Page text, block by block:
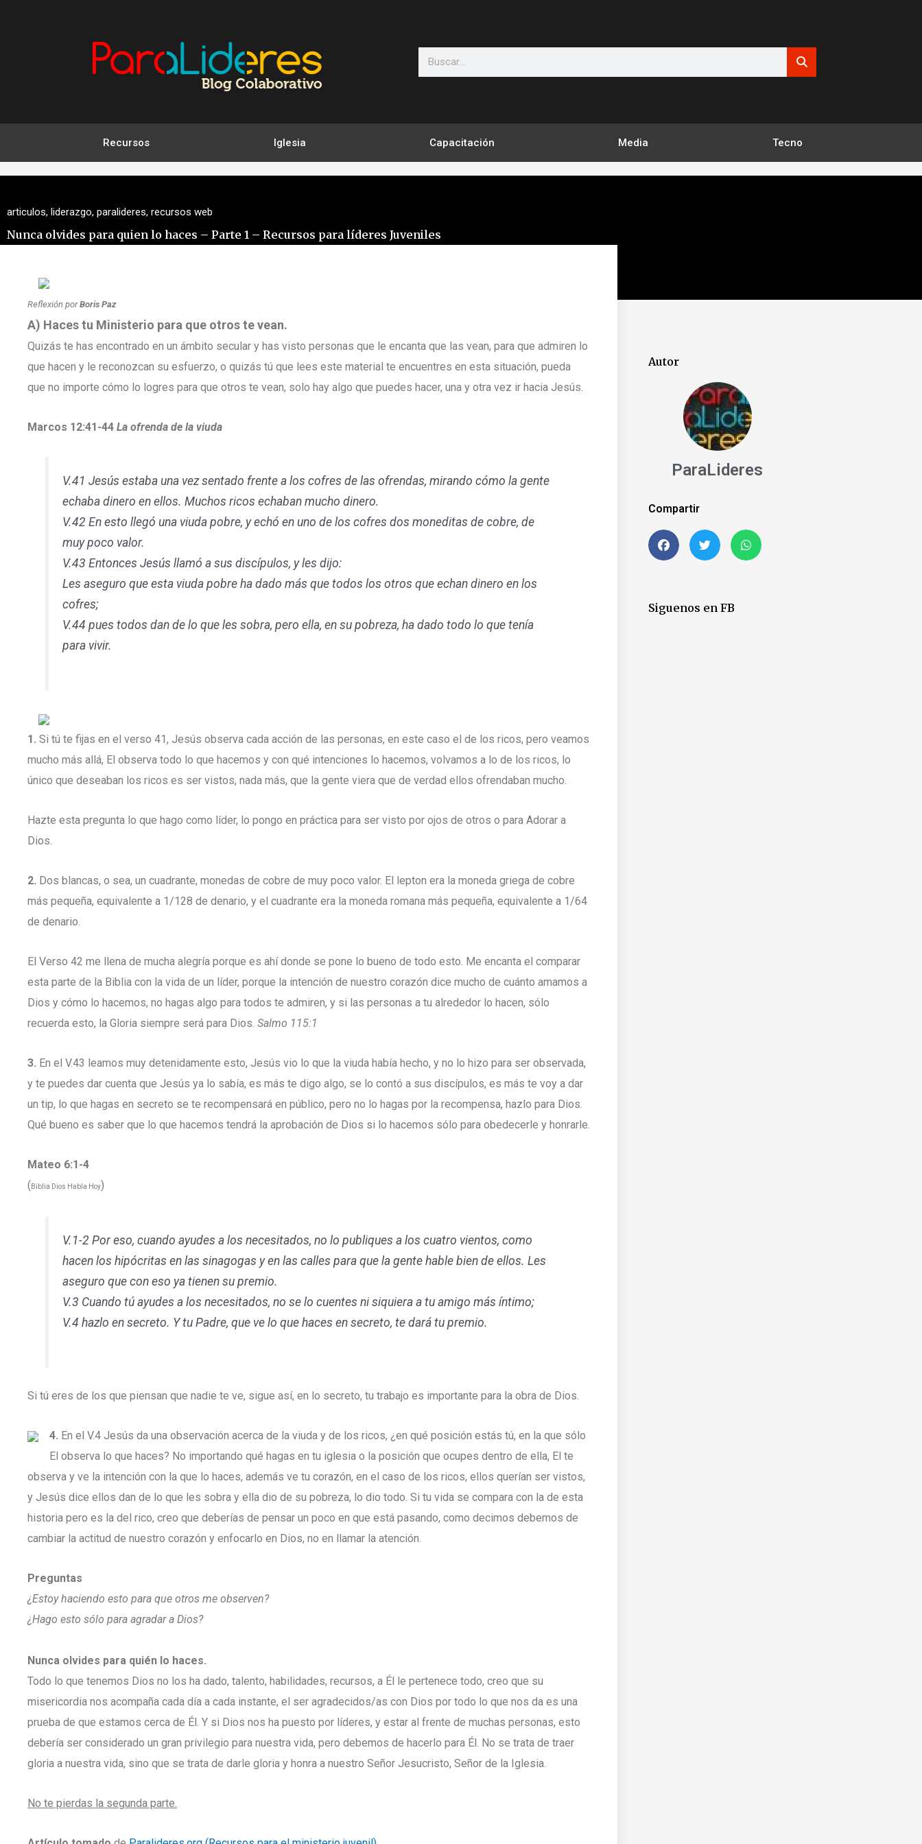
Search
Recursos Iglesia Capacitación Media Tecno
articulos, liderazgo, paralideres, recursos web
Nunca olvides para quien lo haces – Parte 1 – Recursos para líderes Juveniles
Reflexión porBoris Paz
A) Haces tu Ministerio para que otros te vean.
Quizás te has encontrado en un ámbito secular y has visto personas que le encanta que las vean, para que admiren lo
que hacen y le reconozcan su esfuerzo, o quizás tú que lees este material te encuentres en esta situación, pueda
que no importe cómo lo logres para que otros te vean, solo hay algo que puedes hacer, una y otra vez ir hacia Jesús.
Marcos 12:41-44 La ofrenda de la viuda
V.41 Jesús estaba una vez sentado frente a los cofres de las ofrendas, mirando cómo la gente
echaba dinero en ellos. Muchos ricos echaban mucho dinero.
V.42 En esto llegó una viuda pobre, y echó en uno de los cofres dos moneditas de cobre, de
muy poco valor.
V.43 Entonces Jesús llamó a sus discípulos, y les dijo:
Les aseguro que esta viuda pobre ha dado más que todos los otros que echan dinero en los
cofres;
V.44 pues todos dan de lo que les sobra, pero ella, en su pobreza, ha dado todo lo que tenía
para vivir.
1. Si tú te fijas en el verso 41, Jesús observa cada acción de las personas, en este caso el de los ricos, pero veamos
mucho más allá, El observa todo lo que hacemos y con qué intenciones lo hacemos, volvamos a lo de los ricos, lo
único que deseaban los ricos es ser vistos, nada más, que la gente viera que de verdad ellos ofrendaban mucho.
Hazte esta pregunta lo que hago como líder, lo pongo en práctica para ser visto por ojos de otros o para Adorar a
Dios.
2. Dos blancas, o sea, un cuadrante, monedas de cobre de muy poco valor. El lepton era la moneda griega de cobre
más pequeña, equivalente a 1/128 de denario, y el cuadrante era la moneda romana más pequeña, equivalente a 1/64
de denario.
El Verso 42 me llena de mucha alegría porque es ahí donde se pone lo bueno de todo esto. Me encanta el comparar
esta parte de la Biblia con la vida de un líder, porque la intención de nuestro corazón dice mucho de cuánto amamos a
Dios y cómo lo hacemos, no hagas algo para todos te admiren, y si las personas a tu alrededor lo hacen, sólo
recuerda esto, la Gloria siempre será para Dios. Salmo 115:1
3. En el V.43 leamos muy detenidamente esto, Jesús vio lo que la viuda había hecho, y no lo hizo para ser observada,
y te puedes dar cuenta que Jesús ya lo sabía, es más te digo algo, se lo contó a sus discípulos, es más te voy a dar
un tip, lo que hagas en secreto se te recompensará en público, pero no lo hagas por la recompensa, hazlo para Dios.
Qué bueno es saber que lo que hacemos tendrá la aprobación de Dios si lo hacemos sólo para obedecerle y honrarle.
Mateo 6:1-4
( Biblia Dios Habla Hoy)
V.1-2 Por eso, cuando ayudes a los necesitados, no lo publiques a los cuatro vientos, como
hacen los hipócritas en las sinagogas y en las calles para que la gente hable bien de ellos. Les
aseguro que con eso ya tienen su premio.
V.3 Cuando tú ayudes a los necesitados, no se lo cuentes ni siquiera a tu amigo más íntimo;
V.4 hazlo en secreto. Y tu Padre, que ve lo que haces en secreto, te dará tu premio.
Si tú eres de los que piensan que nadie te ve, sigue así, en lo secreto, tu trabajo es importante para la obra de Dios.
4. En el V.4 Jesús da una observación acerca de la viuda y de los ricos, ¿en qué posición estás tú, en la que sólo
El observa lo que haces? No importando qué hagas en tu iglesia o la posición que ocupes dentro de ella, El te
observa y ve la intención con la que lo haces, además ve tu corazón, en el caso de los ricos, ellos querían ser vistos,
y Jesús dice ellos dan de lo que les sobra y ella dio de su pobreza, lo dio todo. Si tu vida se compara con la de esta
historia pero es la del rico, creo que deberías de pensar un poco en que está pasando, como decimos debemos de
cambiar la actitud de nuestro corazón y enfocarlo en Dios, no en llamar la atención.
Preguntas
¿Estoy haciendo esto para que otros me observen?
¿Hago esto sólo para agradar a Dios?
Nunca olvides para quién lo haces.
Todo lo que tenemos Dios no los ha dado, talento, habilidades, recursos, a Él le pertenece todo, creo que su
misericordia nos acompaña cada día a cada instante, el ser agradecidos/as con Dios por todo lo que nos da es una
prueba de que estamos cerca de Él. Y si Dios nos ha puesto por líderes, y estar al frente de muchas personas, esto
debería ser considerado un gran privilegio para nuestra vida, pero debemos de hacerlo para Él. No se trata de traer
gloria a nuestra vida, sino que se trata de darle gloria y honra a nuestro Señor Jesucristo, Señor de la Iglesia.
No te pierdas la segunda parte.
Autor
ParaLideres
Compartir
Siguenos en FB